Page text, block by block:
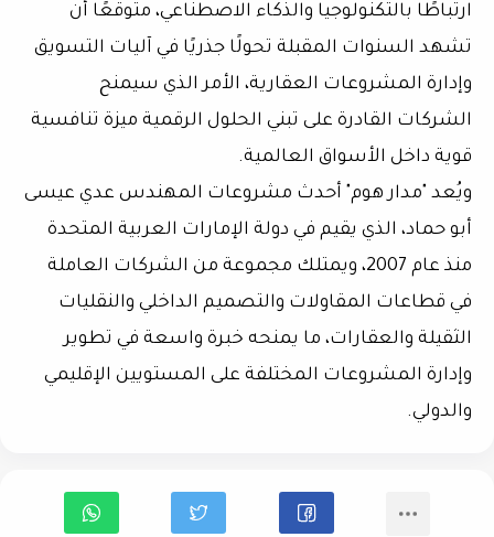
ارتباطًا بالتكنولوجيا والذكاء الاصطناعي، متوقعًا أن
تشهد السنوات المقبلة تحولًا جذريًا في آليات التسويق
وإدارة المشروعات العقارية، الأمر الذي سيمنح
الشركات القادرة على تبني الحلول الرقمية ميزة تنافسية
قوية داخل الأسواق العالمية.
ويُعد "مدار هوم" أحدث مشروعات المهندس عدي عيسى
أبو حماد، الذي يقيم في دولة الإمارات العربية المتحدة
منذ عام 2007، ويمتلك مجموعة من الشركات العاملة
في قطاعات المقاولات والتصميم الداخلي والنقليات
الثقيلة والعقارات، ما يمنحه خبرة واسعة في تطوير
وإدارة المشروعات المختلفة على المستويين الإقليمي
والدولي.